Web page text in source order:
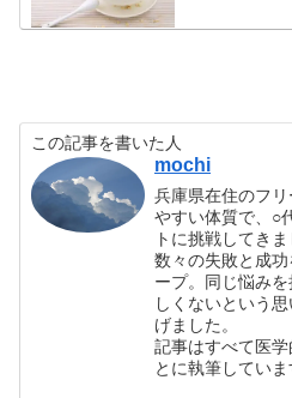
この記事を書いた人
mochi
兵庫県在住のフ
やすい体質で、○
トに挑戦してきま
数々の失敗と成
ープ。同じ悩み
しくないという
げました。
記事はすべて医
とに執筆していま